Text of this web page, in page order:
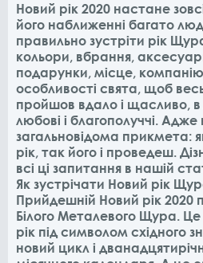
Новий рік 2020 настане
його наближенні багато
правильно зустріти рік
кольори, вбрання,
подарунки, місце, компанію
особливості свята, щоб
пройшов вдало і щасливо, в
любові і благополуччі.
загальновідома прикмета:
рік, так його і проведеш.
всі ці запитання в нашій
Як зустрічати Новий рік
Прийдешній Новий рік 2020
Білого Металевого Щура.
рік під символом східного
новий цикл і